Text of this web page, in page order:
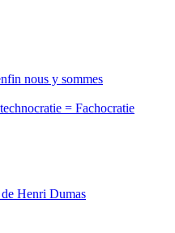
nous y sommes
= Fachocratie
Henri Dumas